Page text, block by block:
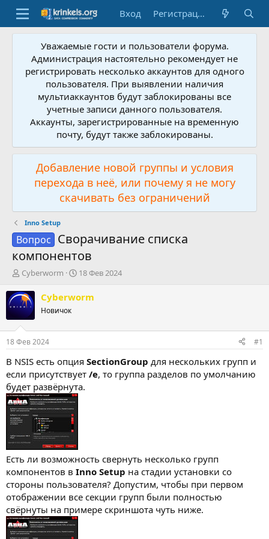
Вход Регистрация
Уважаемые гости и пользователи форума.
Администрация настоятельно рекомендует не
регистрировать несколько аккаунтов для одного
пользователя. При выявлении наличия
мультиаккаунтов будут заблокированы все
учетные записи данного пользователя.
Аккаунты, зарегистрированные на временную
почту, будут также заблокированы.
Добавление новой группы и условия
перехода в неё, или почему я не могу
скачивать без ограничений
Inno Setup
Вопрос Сворачивание списка
компонентов
А
т
о
р
т
м
ы
Cyberworm
Д
т
а
л
18 Фев 2024
Cyberworm
Новичок
18 Фев 2024 #1
В NSIS есть опция SectionGroup для нескольких групп и
если присутствует /e, то группа разделов по умолчанию
будет развёрнута.
Есть ли возможность свернуть несколько групп
компонентов в Inno Setup на стадии установки со
стороны пользователя? Допустим, чтобы при первом
отображении все секции групп были полностью
свёрнуты на примере скриншота чуть ниже.